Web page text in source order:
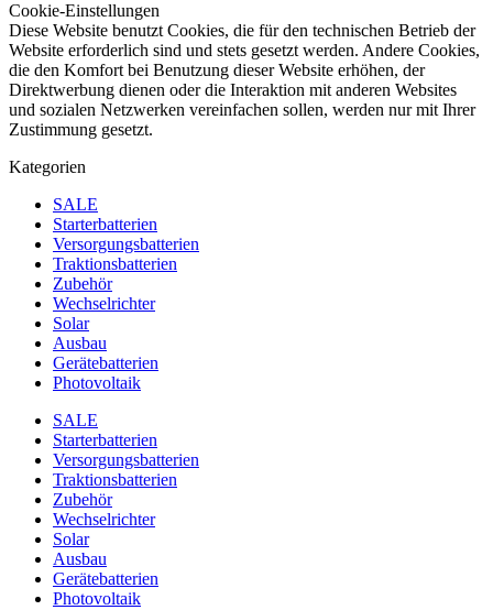
Cookie-Einstellungen
Diese Website benutzt Cookies, die für den technischen Betrieb der
Website erforderlich sind und stets gesetzt werden. Andere Cookies,
die den Komfort bei Benutzung dieser Website erhöhen, der
Direktwerbung dienen oder die Interaktion mit anderen Websites
und sozialen Netzwerken vereinfachen sollen, werden nur mit Ihrer
Zustimmung gesetzt.
Kategorien
SALE
Starterbatterien
Versorgungsbatterien
Traktionsbatterien
Zubehör
Wechselrichter
Solar
Ausbau
Gerätebatterien
Photovoltaik
SALE
Starterbatterien
Versorgungsbatterien
Traktionsbatterien
Zubehör
Wechselrichter
Solar
Ausbau
Gerätebatterien
Photovoltaik